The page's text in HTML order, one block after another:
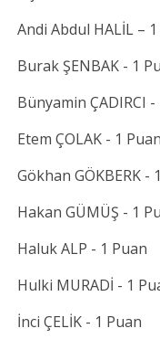
Andi Abdul HALİL –
Burak ŞENBAK - 1
Bünyamin ÇADIRCI -
Etem ÇOLAK - 1 Puan
Gökhan GÖKBERK -
Hakan GÜMÜŞ - 1
Haluk ALP - 1 Puan
Hulki MURADİ - 1
İnci ÇELİK - 1 Puan